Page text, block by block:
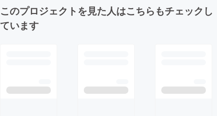
このプロジェクトを見た人はこちらもチェックし
ています